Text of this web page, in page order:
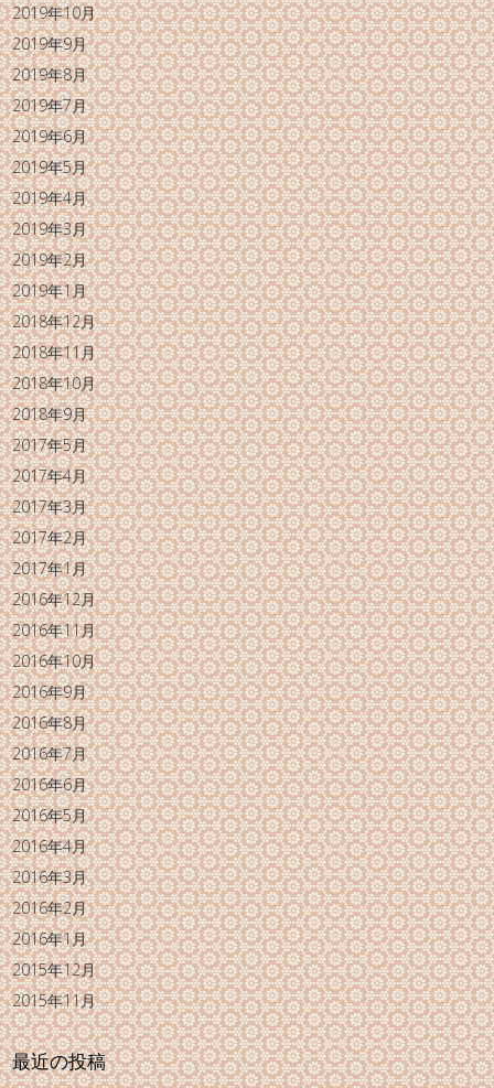
2019年10月
2019年9月
2019年8月
2019年7月
2019年6月
2019年5月
2019年4月
2019年3月
2019年2月
2019年1月
2018年12月
2018年11月
2018年10月
2018年9月
2017年5月
2017年4月
2017年3月
2017年2月
2017年1月
2016年12月
2016年11月
2016年10月
2016年9月
2016年8月
2016年7月
2016年6月
2016年5月
2016年4月
2016年3月
2016年2月
2016年1月
2015年12月
2015年11月
最近の投稿